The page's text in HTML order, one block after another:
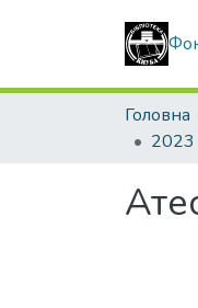
Головна
2023